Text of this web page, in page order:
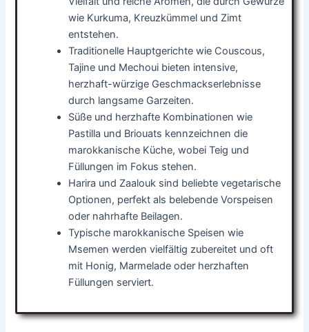
wie Kurkuma, Kreuzkümmel und Zimt
entstehen.
Traditionelle Hauptgerichte wie Couscous,
Tajine und Mechoui bieten intensive,
herzhaft-würzige Geschmackserlebnisse
durch langsame Garzeiten.
Süße und herzhafte Kombinationen wie
Pastilla und Briouats kennzeichnen die
marokkanische Küche, wobei Teig und
Füllungen im Fokus stehen.
Harira und Zaalouk sind beliebte vegetarische
Optionen, perfekt als belebende Vorspeisen
oder nahrhafte Beilagen.
Typische marokkanische Speisen wie
Msemen werden vielfältig zubereitet und oft
mit Honig, Marmelade oder herzhaften
Füllungen serviert.